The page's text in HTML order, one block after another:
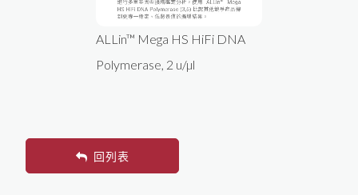
ALLin™ Mega HS HiFi DNA
Polymerase, 2 u/µl
回列表